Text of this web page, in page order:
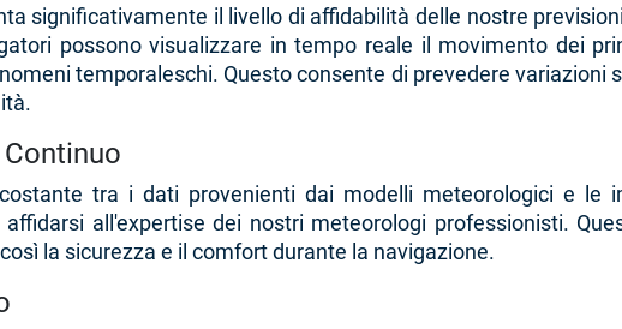
significativamente il livello di affidabilità delle nostre
possono visualizzare in tempo reale il movimento dei
temporaleschi. Questo consente di prevedere
tra i dati provenienti dai modelli meteorologici e le
all'expertise dei nostri meteorologi professionisti.
la sicurezza e il comfort durante la navigazione.